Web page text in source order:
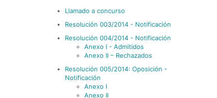
Llamado a concurso
Resolución 003/2014 - Notificación
Resolución 004/2014 - Notificación
Anexo I - Admitidos
Anexo II – Rechazados
Resolución 005/2014: Oposición -
Notificación
Anexo I
Anexo II